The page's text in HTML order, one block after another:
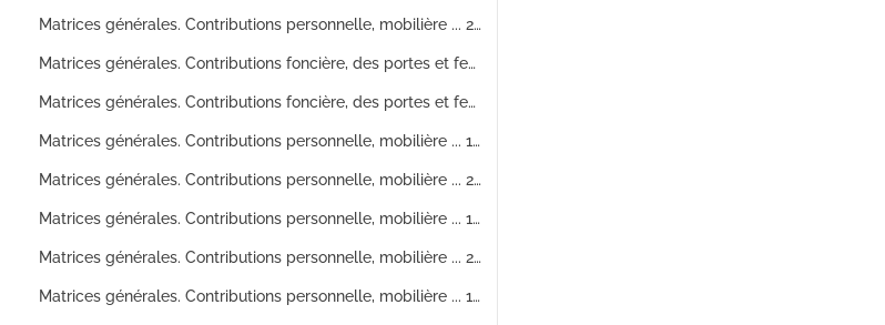
Matrices générales. Contributions personnelle, mobilière ... 2° division (ville et banlieue)
Matrices générales. Contributions foncière, des portes et fenêtres ... 1? division
Matrices générales. Contributions foncière, des portes et fenêtres... 2? division
Matrices générales. Contributions personnelle, mobilière ... 1? division. Ville et banlieue
Matrices générales. Contributions personnelle, mobilière ... 2? division. Ville et banlieue
Matrices générales. Contributions personnelle, mobilière ... 1? division. Ville et banlieue
Matrices générales. Contributions personnelle, mobilière ... 2? division. Ville et banlieue
Matrices générales. Contributions personnelle, mobilière ... 1? division. Ville et banlieue